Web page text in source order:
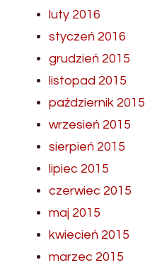
luty 2016
styczeń 2016
grudzień 2015
listopad 2015
październik 2015
wrzesień 2015
sierpień 2015
lipiec 2015
czerwiec 2015
maj 2015
kwiecień 2015
marzec 2015